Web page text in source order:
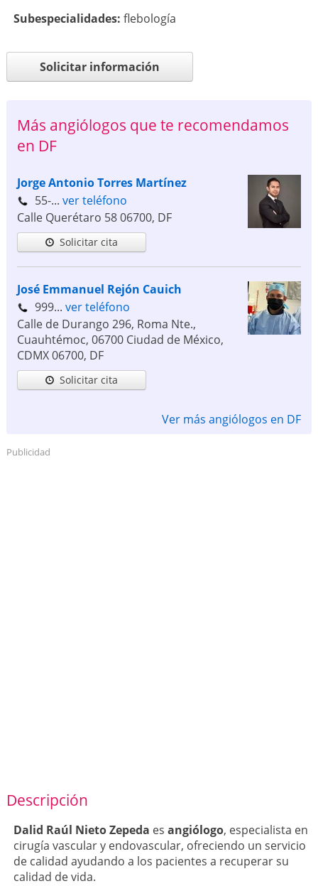
Subespecialidades: flebología
Solicitar información
Más angiólogos que te recomendamos
en DF
Jorge Antonio Torres Martínez
55-... ver teléfono
Calle Querétaro 5806700, DF
Solicitar cita
José Emmanuel Rejón Cauich
999... ver teléfono
Calle de Durango 296, Roma Nte.,
Cuauhtémoc, 06700 Ciudad de México,
CDMX06700, DF
Solicitar cita
Ver más angiólogos en DF
Publicidad
Descripción
Dalid Raúl Nieto Zepeda es angiólogo, especialista en
cirugía vascular y endovascular, ofreciendo un servicio
de calidad ayudando a los pacientes a recuperar su
calidad de vida.